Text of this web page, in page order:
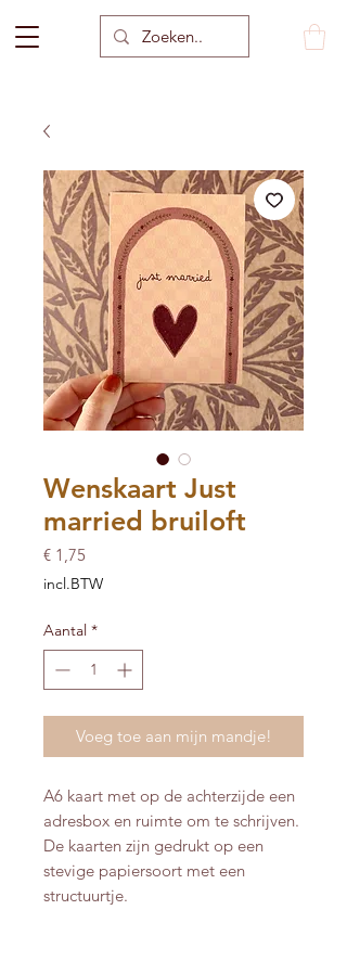
Wenskaart Just
married bruiloft
€ 1,75Prijs
incl.BTW
Aantal *
Voeg toe aan mijn mandje!
A6 kaart met op de achterzijde een
adresbox en ruimte om te schrijven.
De kaarten zijn gedrukt op een
stevige papiersoort met een
structuurtje.